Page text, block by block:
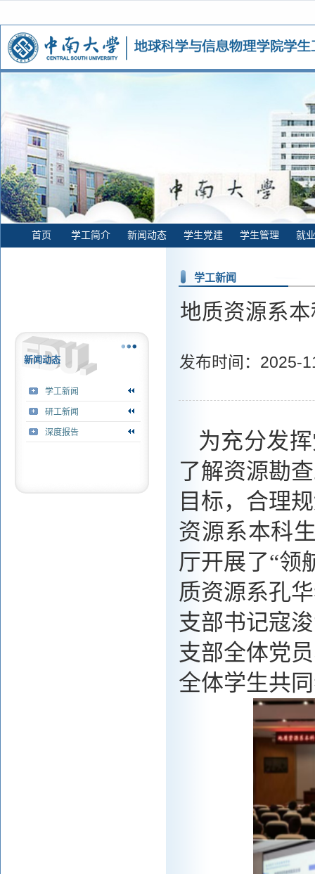
首页 学工简介 新闻动态 学生党建 学生管理 就
新闻动态
学工新闻
研工新闻
深度报告
学工新闻
地质资源系
发布时间：
为充分发
了解资源勘
目标，合理
资源系本科
厅开展了“领
质资源系孔
支部书记寇
支部全体党
全体学生共